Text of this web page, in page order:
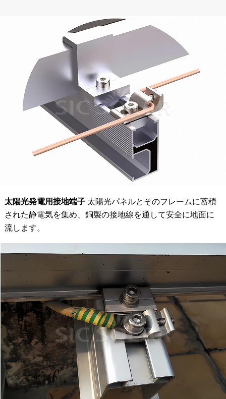
太陽光発電用接地端子 太陽光パネルとそのフレームに蓄積
された静電気を集め、銅製の接地線を通して安全に地面に
流します。